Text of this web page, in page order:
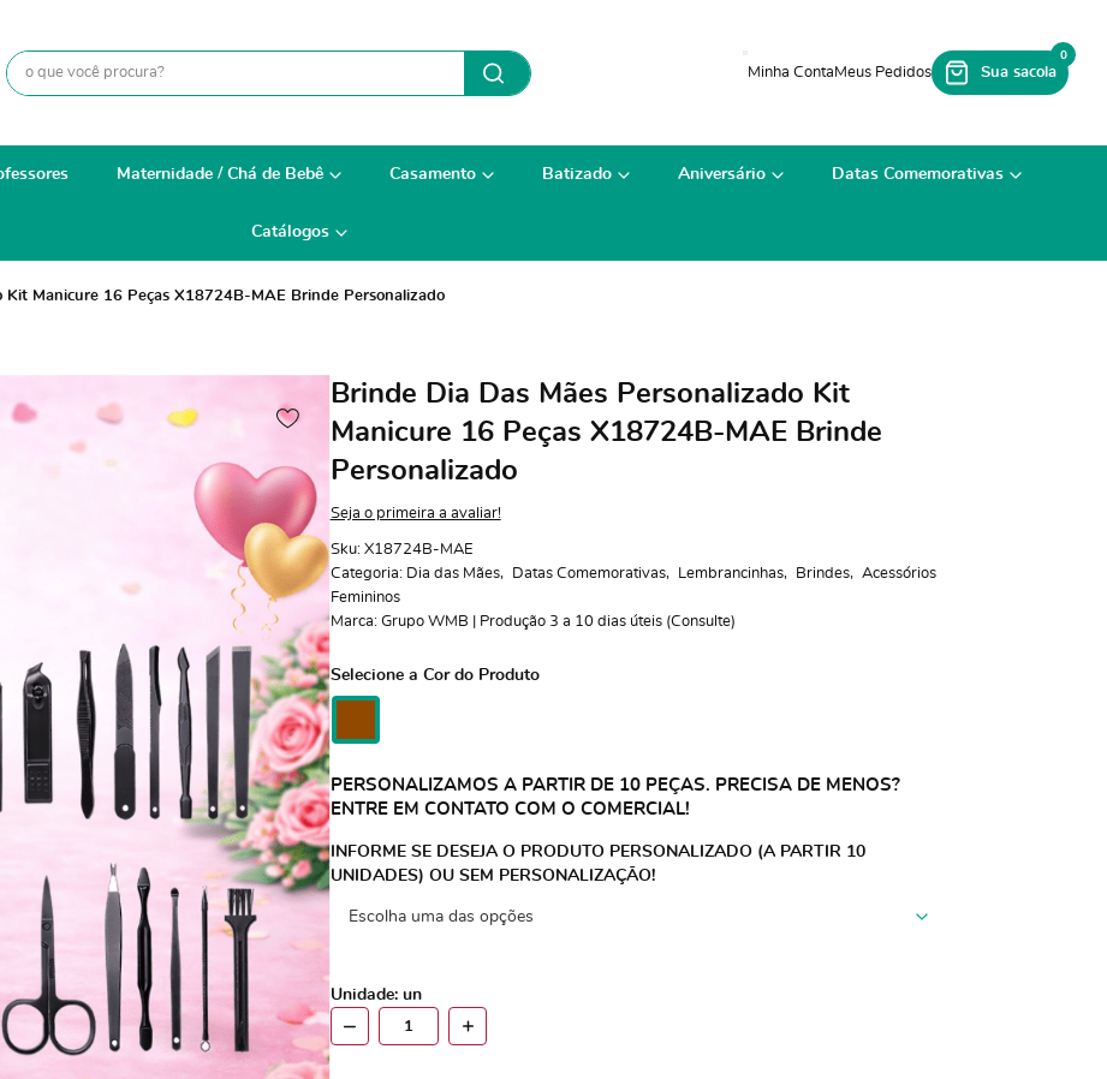
0
Maternidade / Chá de Bebê Casamento Batizado Aniversário Datas Comemorativas
Catálogos
Kit Manicure 16 Peças X18724B-MAE Brinde Personalizado
Brinde Dia Das Mães Personalizado Kit
Manicure 16 Peças X18724B-MAE Brinde
Personalizado
Seja o primeira a avaliar!
Sku: X18724B-MAE
Categoria: Dia das Mães Datas Comemorativas Lembrancinhas Brindes
Acessórios
Femininos
Marca: Grupo WMB | Produção 3 a 10 dias úteis (Consulte)
Selecione a Cor do Produto
PERSONALIZAMOS A PARTIR DE 10 PEÇAS. PRECISA DE MENOS?
ENTRE EM CONTATO COM O COMERCIAL!
INFORME SE DESEJA O PRODUTO PERSONALIZADO (A PARTIR 10
UNIDADES) OU SEM PERSONALIZAÇÃO!
Unidade: un